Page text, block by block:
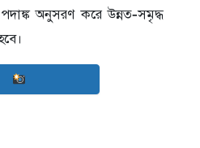
অনুসরণ করে উন্নত-সমৃদ্ধ